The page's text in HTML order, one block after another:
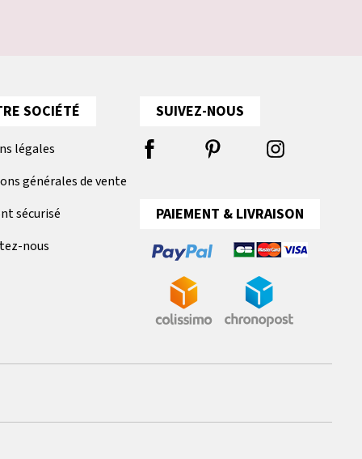
SOCIÉTÉ
légales
générales de vente
sécurisé
nous
SUIVEZ-NOUS
PAIEMENT & LIVRAISON